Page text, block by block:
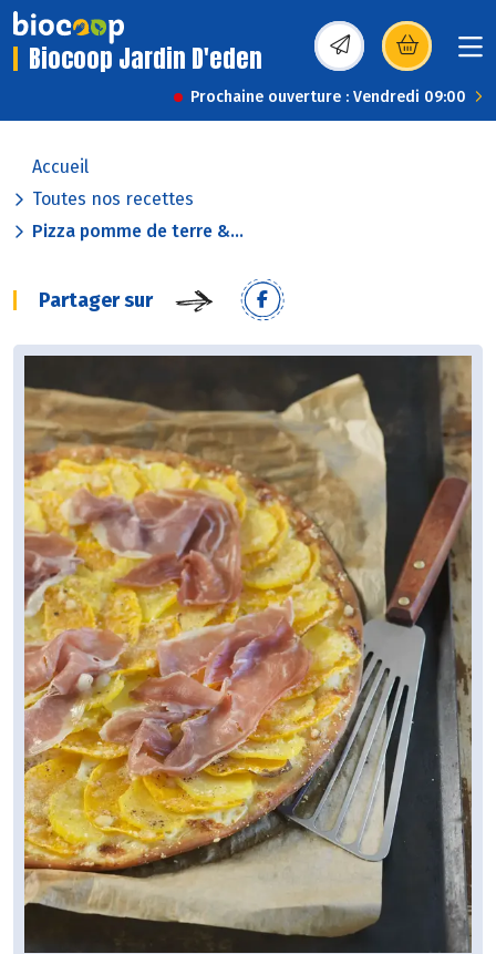
Biocoop Jardin D'eden (s’ouvre dans une
Prochaine ouverture : Vendredi 09:00
Accueil
Toutes nos recettes
Pizza pomme de terre &...
Partager sur